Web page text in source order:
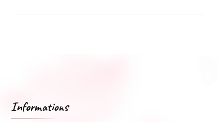
Informations